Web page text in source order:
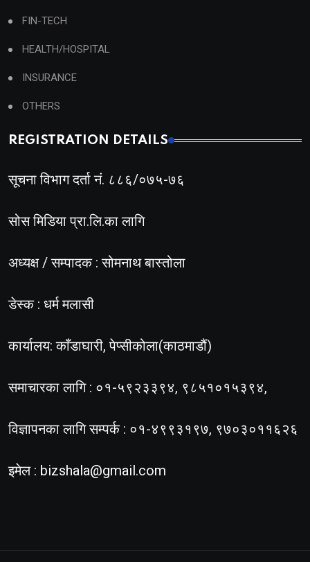
FIN-TECH
HEALTH/HOSPITAL
INSURANCE
OTHERS
REGISTRATION DETAILS
सूचना विभाग दर्ता नं. ८८६/०७५-७६
सोस मिडिया प्रा.लि.का लागि
अध्यक्ष / सम्पादक : सोमनाथ बास्तोला
डेस्क : धर्म मलासी
कार्यालय: काँडाघारी, पेप्सीकोला(काठमाडौं)
समाचारका लागि : ०१-५९२३३९४, ९८५१०१५३९४,
विज्ञापनका लागि सम्पर्क : ०१-४९९३१९७, ९७०३०११६२६
इमेल : bizshala@gmail.com